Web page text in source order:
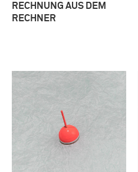
RECHNUNG AUS DEM
RECHNER